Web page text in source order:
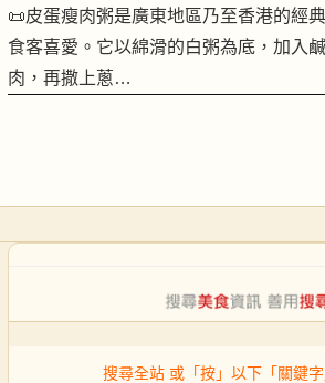
📜皮蛋瘦肉粥是廣東地區乃至香港的經
食客喜愛。它以綿滑的白粥為底，加入
肉，再撒上蔥…
搜尋全站 或「按」以下「關鍵